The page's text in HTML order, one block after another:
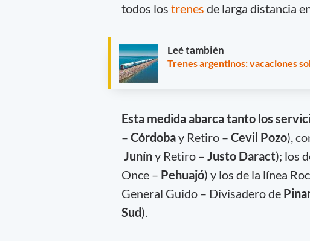
todos los trenes de larga distancia
Leé también
Trenes argentinos: vacaciones
Esta medida abarca tanto los
– Córdobay Retiro – Cevil Pozo),
Juníny Retiro – Justo Daract); los
Once – Pehuajó) y los de la línea
General Guido – Divisadero de
Sud).